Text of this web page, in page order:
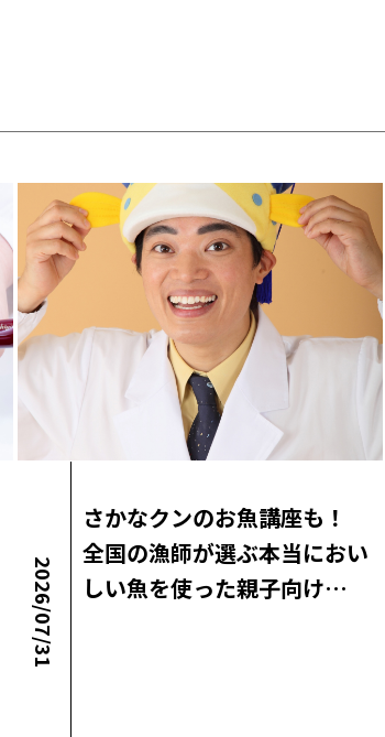
2026/07/31
さかなクンのお魚講座も！
全国の漁師が選ぶ本当におい
しい魚を使った親子向け…